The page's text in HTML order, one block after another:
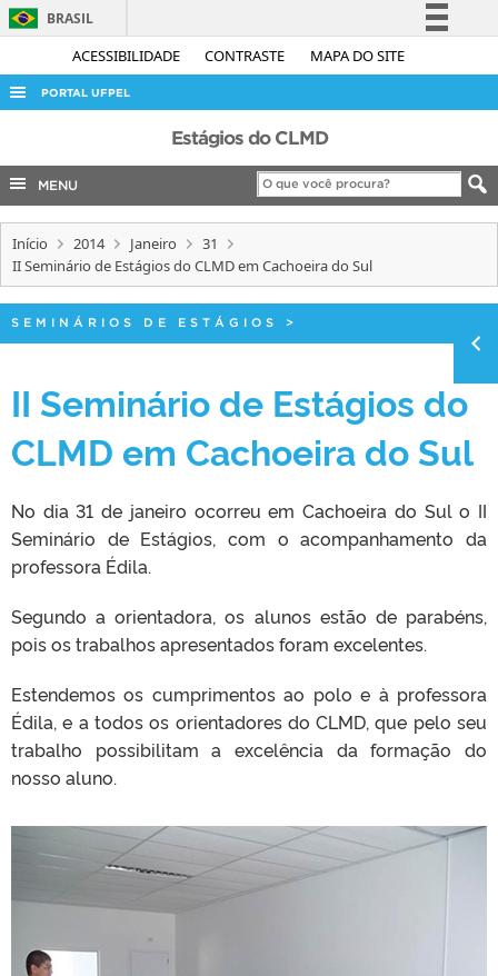
ACESSIBILIDADE CONTRASTE MAPA DO SITE
BRASIL
Simplifique!
Legislação
Canais
PORTAL UFPEL
ACESSO À INFORMAÇÃO
AUDITORIA
COBALTO
CONCURSOS
INTERNACIONAL
PORTARIAS
Estágios do CLMD
MENU
Início 2014 Janeiro
31
II Seminário de Estágios do CLMD em Cachoeira do Sul
SEMINÁRIOS DE ESTÁGIOS >
II Seminário de Estágios do
CLMD em Cachoeira do Sul
No dia 31 de janeiro ocorreu em Cachoeira do Sul o II
Seminário de Estágios, com o acompanhamento da
professora Édila.
Segundo a orientadora, os alunos estão de parabéns,
pois os trabalhos apresentados foram excelentes.
Estendemos os cumprimentos ao polo e à professora
Édila, e a todos os orientadores do CLMD, que pelo seu
trabalho possibilitam a excelência da formação do
nosso aluno.